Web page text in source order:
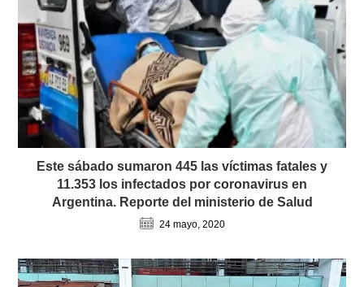
Este sábado sumaron 445 las víctimas fatales y
11.353 los infectados por coronavirus en
Argentina. Reporte del ministerio de Salud
24 mayo, 2020